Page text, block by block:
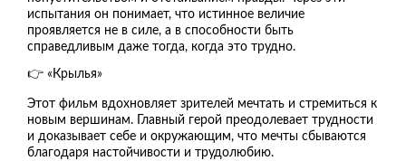
испытания он понимает, что истинное величие
проявляется не в силе, а в способности быть
справедливым даже тогда, когда это трудно.
👉 «Крылья»
️Этот фильм вдохновляет зрителей мечтать и стремиться к
новым вершинам. Главный герой преодолевает трудности
и доказывает себе и окружающим, что мечты сбываются
благодаря настойчивости и трудолюбию.